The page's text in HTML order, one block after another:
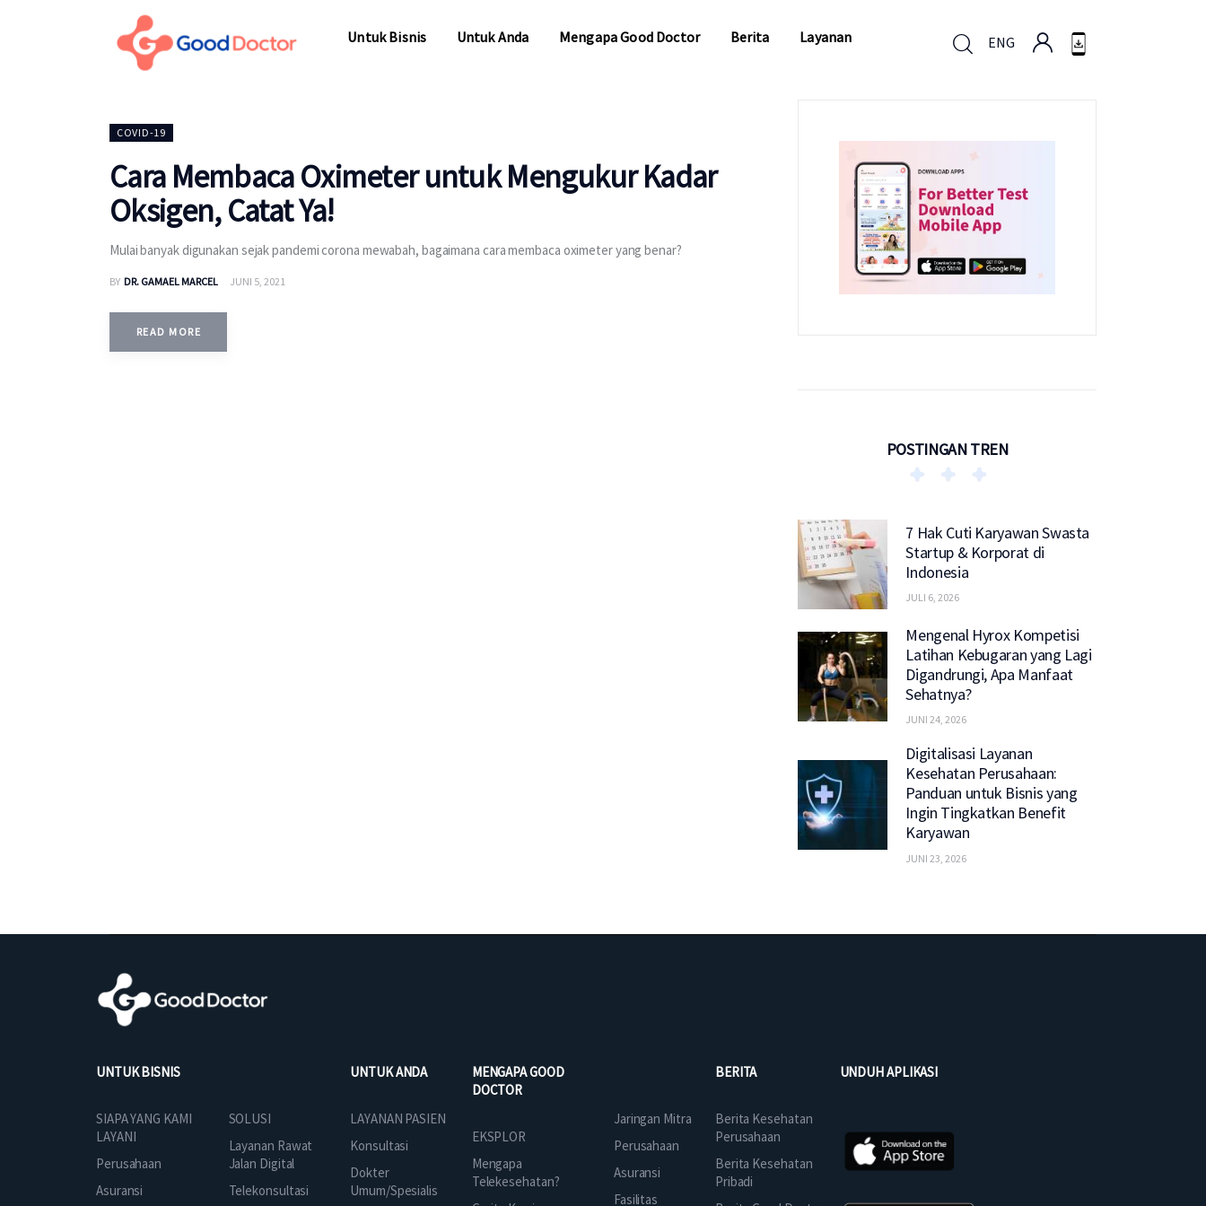
Untuk Bisnis Untuk Anda Mengapa Good Doctor Berita Layanan ENG
COVID-19
Cara Membaca Oximeter untuk Mengukur Kadar
Oksigen, Catat Ya!
Mulai banyak digunakan sejak pandemi corona mewabah, bagaimana cara membaca oximeter yang benar?
BY DR. GAMAEL MARCEL JUNI 5, 2021
READ MORE
POSTINGAN TREN
7 Hak Cuti Karyawan Swasta
Startup & Korporat di
Indonesia
JULI 6, 2026
Mengenal Hyrox Kompetisi
Latihan Kebugaran yang Lagi
Digandrungi, Apa Manfaat
Sehatnya?
JUNI 24, 2026
Digitalisasi Layanan
Kesehatan Perusahaan:
Panduan untuk Bisnis yang
Ingin Tingkatkan Benefit
Karyawan
JUNI 23, 2026
UNTUK BISNIS
SIAPA YANG KAMI
LAYANI
Perusahaan
Asuransi
SOLUSI
Layanan Rawat
Jalan Digital
Telekonsultasi
UNTUK ANDA
LAYANAN PASIEN
Konsultasi
Dokter
Umum/Spesialis
MENGAPA GOOD
DOCTOR
EKSPLOR
Mengapa
Telekesehatan?
Jaringan Mitra
Perusahaan
Asuransi
Fasilitas
BERITA
Berita Kesehatan
Perusahaan
Berita Kesehatan
Pribadi
UNDUH APLIKASI